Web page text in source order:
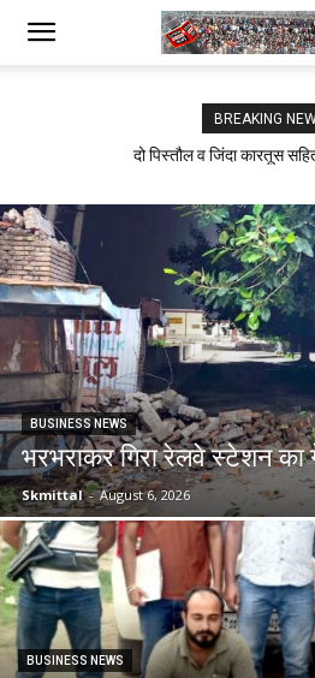
BREAKING
दो पिस्तौल व जिंदा कारतूस सहित
सफीदों में बिजली कर्मचारियों
BUSINESS NEWS
भरभराकर गिरा रेलवे स्टेशन का
Skmittal - August 6, 2026
BUSINESS NEWS